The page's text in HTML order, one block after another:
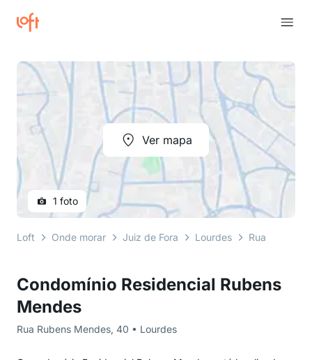
Condomínio Residencial Rubens
Mendes
Rua Rubens Mendes, 40 • Lourdes
Ver mapa
1 foto
Loft Onde morar Juiz de Fora Lourdes Rua Rubens